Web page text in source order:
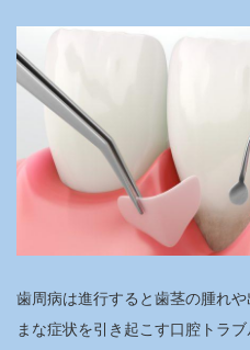
歯周病は進行すると歯茎の腫れ
まな症状を引き起こす口腔トラ